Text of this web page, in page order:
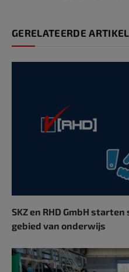
GERELATEERDE
SKZ en RHD GmbH
gebied van onderwijs